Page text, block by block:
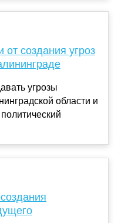
создания угроз
угрозы
области и